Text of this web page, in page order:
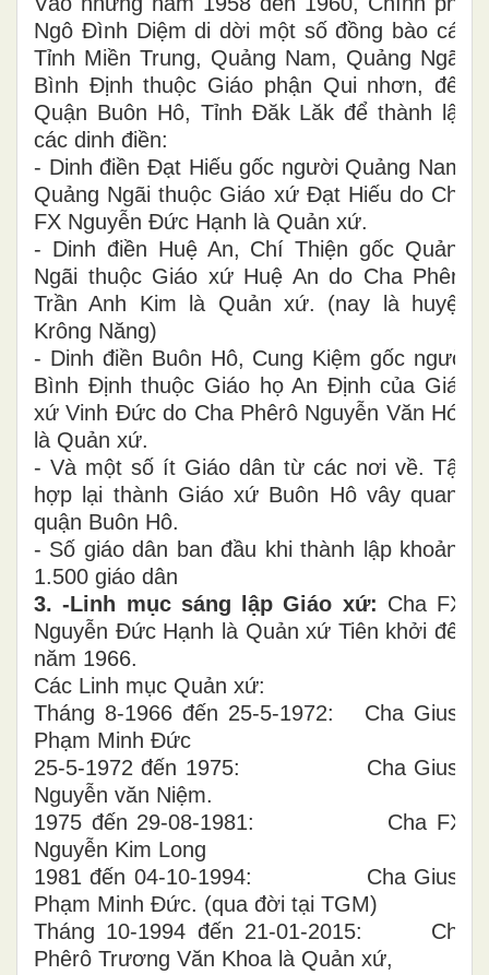
Ngô Đình Diệm di dời một số đồng bào các
Tỉnh Miền Trung, Quảng Nam, Quảng Ngãi,
Bình Định thuộc Giáo phận Qui nhơn, đến
Quận Buôn Hô, Tỉnh Đăk Lăk để thành lập
các dinh điền:
- Dinh điền Đạt Hiếu gốc người Quảng Nam,
Quảng Ngãi thuộc Giáo xứ Đạt Hiếu do Cha
FX Nguyễn Đức Hạnh là Quản xứ.
- Dinh điền Huệ An, Chí Thiện gốc Quảng
Ngãi thuộc Giáo xứ Huệ An do Cha Phêrô
Trần Anh Kim là Quản xứ. (nay là huyện
Krông Năng)
- Dinh điền Buôn Hô, Cung Kiệm gốc người
Bình Định thuộc Giáo họ An Định của Giáo
xứ Vinh Đức do Cha Phêrô Nguyễn Văn Hóa
là Quản xứ.
- Và một số ít Giáo dân từ các nơi về. Tập
hợp lại thành Giáo xứ Buôn Hô vây quanh
quận Buôn Hô.
- Số giáo dân ban đầu khi thành lập khoảng
1.500 giáo dân
3. -Linh mục sáng lập Giáo xứ: Cha FX.
Nguyễn Đức Hạnh là Quản xứ Tiên khởi đến
năm 1966.
Các Linh mục Quản xứ:
Tháng 8-1966 đến 25-5-1972: Cha Giuse
Phạm Minh Đức
25-5-1972 đến 1975: Cha Giuse
Nguyễn văn Niệm.
1975 đến 29-08-1981: Cha FX.
Nguyễn Kim Long
1981 đến 04-10-1994: Cha Giuse
Phạm Minh Đức. (qua đời tại TGM)
Tháng 10-1994 đến 21-01-2015: Cha
Phêrô Trương Văn Khoa là Quản xứ,